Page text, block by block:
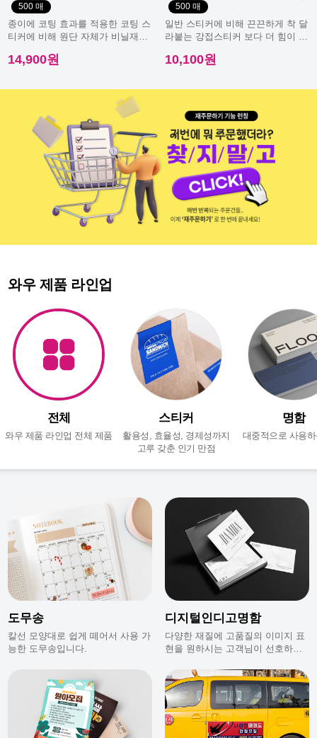
500 매
종이에 코팅 효과를 적용한 코팅 스
티커에 비해 원단 자체가 비닐재질
14,900원
500 매
일반 스티커에 비해 끈끈하게 착 달
라붙는 강접스티커 보다 더 힘이 남
10,100원
와우 제품 라인업
전체
와우 제품 라인업 전체 제품
스티커
활용성, 효율성, 경제성까지
고루 갖춘 인기 만점
명함
대중적으로 사용
도무송
칼선 모양대로 쉽게 떼어서 사용 가
능한 도무송입니다.
디지털인디고명함
다양한 재질에 고품질의 이미지 표
현을 원하시는 고객님이 선호하는